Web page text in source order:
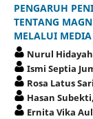
PENGARUH
TENTANG
MELALUI
Nurul
Ismi Septia
Rosa Latus
Hasan Subekti,
Ernita Vika